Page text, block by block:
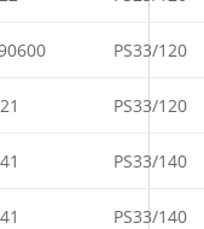
PS33/120
PS33/120
PS33/140
PS33/140